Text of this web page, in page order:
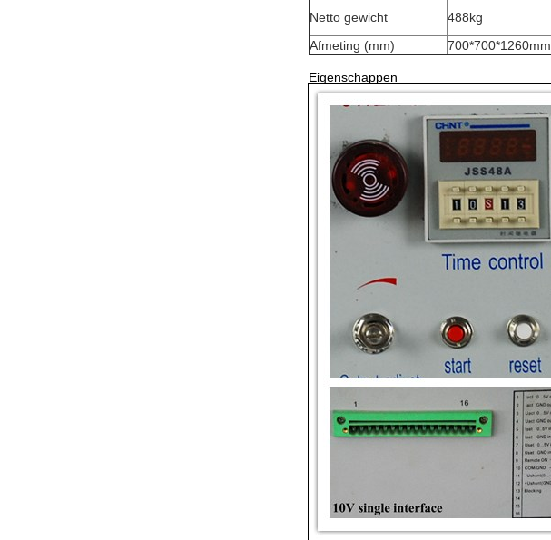
Netto gewicht
488kg
Afmeting (mm)
700*700*1260mm
Eigenschappen